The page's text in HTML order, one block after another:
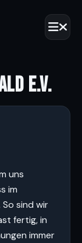
E.V.
uns
im
sind wir
fertig, in
immer